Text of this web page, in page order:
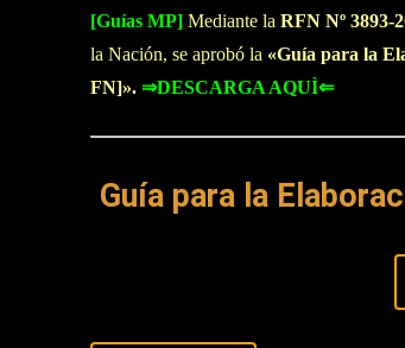
[Guías MP] Mediante la RFN Nº 3893-
la Nación, se aprobó la «Guía para la
FN]». ⇒DESCARGA AQUÌ⇐
Guía para la